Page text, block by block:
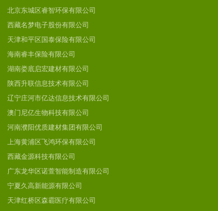
北京东城区睿智环保有限公司
西藏名梦电子股份有限公司
天津和平区国泰保险有限公司
海南睿丰保险有限公司
湖南娄底启宏建材有限公司
陕西升联信息技术有限公司
辽宁庄河市亿达信息技术有限公司
澳门尼亿生物科技有限公司
河南濮阳优质建材集团有限公司
上海黄浦区飞鸿环保有限公司
西藏金源科技有限公司
广东龙华区诺萱智能制造有限公司
宁夏久高新能源有限公司
天津红桥区森霸医疗有限公司